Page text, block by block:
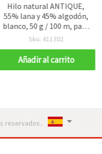
Hilo natural ANTIQUE,
55% lana y 45% algodón,
blanco, 50 g / 100 m, para
tejer, ganchillo y
Sku: 411302
Añadir al carrito
reservados..